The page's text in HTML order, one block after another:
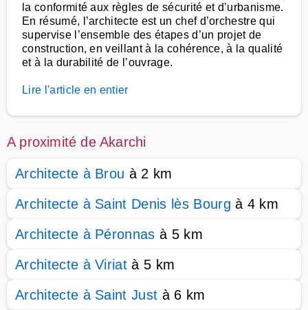
la conformité aux règles de sécurité et d’urbanisme.
En résumé, l’architecte est un chef d’orchestre qui
supervise l’ensemble des étapes d’un projet de
construction, en veillant à la cohérence, à la qualité
et à la durabilité de l’ouvrage.
Lire l'article en entier
A proximité de Akarchi
Architecte à Brou à 2 km
Architecte à Saint Denis lès Bourg à 4 km
Architecte à Péronnas à 5 km
Architecte à Viriat à 5 km
Architecte à Saint Just à 6 km